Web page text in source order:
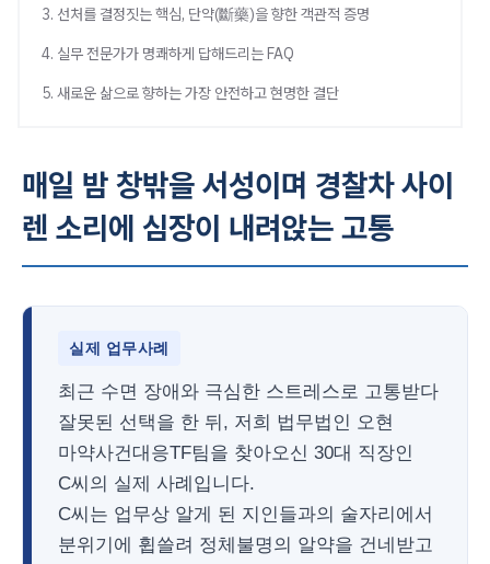
3. 선처를 결정짓는 핵심, 단약(斷藥)을 향한 객관적 증명
4. 실무 전문가가 명쾌하게 답해드리는 FAQ
5. 새로운 삶으로 향하는 가장 안전하고 현명한 결단
매일 밤 창밖을 서성이며 경찰차 사이
렌 소리에 심장이 내려앉는 고통
실제 업무사례
최근 수면 장애와 극심한 스트레스로 고통받다
잘못된 선택을 한 뒤, 저희 법무법인 오현
마약사건대응TF팀을 찾아오신 30대 직장인
C씨의 실제 사례입니다.
C씨는 업무상 알게 된 지인들과의 술자리에서
분위기에 휩쓸려 정체불명의 알약을 건네받고